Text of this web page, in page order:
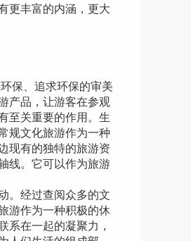
更丰富的内涵，更大
保、追求环保的审美
产品，让游客在参观
至关重要的作用。生
规文化旅游作为一种
现有的独特的旅游资
线。它可以作为旅游
。经过查阅众多的文
游作为一种积极的休
系在一起的凝聚力，